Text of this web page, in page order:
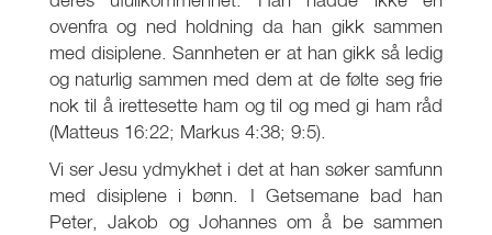
ovenfra og ned holdning da han gikk sammen
med disiplene. Sannheten er at han gikk så ledig
og naturlig sammen med dem at de følte seg frie
nok til å irettesette ham og til og med gi ham råd
(Matteus 16:22; Markus 4:38; 9:5).
Vi ser Jesu ydmykhet i det at han søker samfunn
med disiplene i bønn. I Getsemane bad han
Peter, Jakob og Johannes om å be sammen